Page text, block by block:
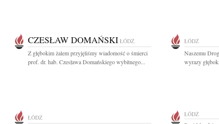
CZESŁAW DOMAŃSKI ŁÓDŹ
Z głębokim żalem przyjęliśmy wiadomość o śmierci
prof. dr. hab. Czesława Domańskiego wybitnego...
ŁÓDŹ
Naszemu
wyrazy
ŁÓDŹ ŁÓDŹ